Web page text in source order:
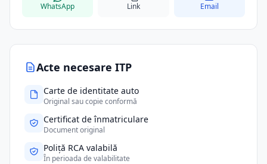
Acte necesare ITP
Carte de identitate auto
Original sau copie conformă
Certificat de înmatriculare
Document original
Poliță RCA valabilă
În perioada de valabilitate
WhatsApp Link Email